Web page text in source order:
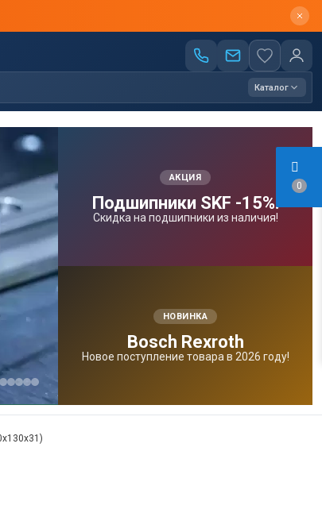
0
Каталог
АКЦИЯ
Подшипники SKF -15%!
Скидка на подшипники из наличия!
НОВИНКА
Bosсh Rexroth
Новое поступление товара в 2026 году!